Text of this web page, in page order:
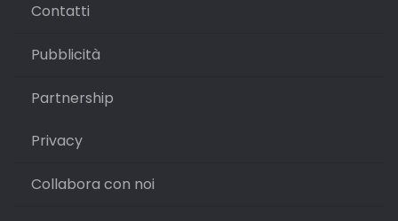
Contatti
Pubblicità
Partnership
Privacy
Collabora con noi